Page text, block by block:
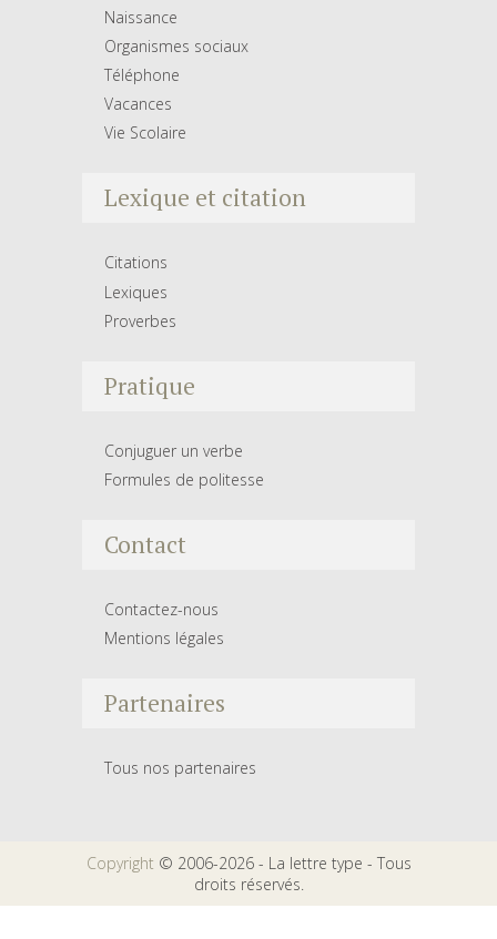
Naissance
Organismes sociaux
Téléphone
Vacances
Vie Scolaire
Lexique et citation
Citations
Lexiques
Proverbes
Pratique
Conjuguer un verbe
Formules de politesse
Contact
Contactez-nous
Mentions légales
Partenaires
Tous nos partenaires
Copyright © 2006-2026 - La lettre type - Tous
droits réservés.